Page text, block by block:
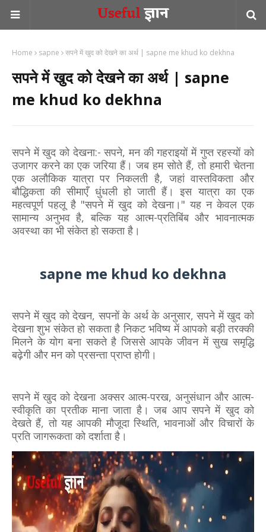
Home sapne सपने में खुद को देखने का अर्थ | sapne me khud ko dekhna
सपने में खुद को देखने का अर्थ | sapne
me khud ko dekhna
सपने में खुद को देखना:- सपने, मन की गहराइयों में गुप्त रहस्यों को
उजागर करने का एक जरिया हैं। जब हम सोते हैं, तो हमारी चेतना
एक अलौकिक यात्रा पर निकलती है, जहां वास्तविकता और
बौद्धिकता की सीमाएँ धुंधली हो जाती हैं। इस यात्रा का एक
महत्वपूर्ण पहलू है "सपने में खुद को देखना।" यह न केवल एक
सामान्य अनुभव है, बल्कि यह आत्म-प्रतिबिंब और भावनात्मक
अवस्था का भी संकेत हो सकता है।
sapne me khud ko dekhna
सपने में खुद को देखन, सपनों के अर्थ के अनुसार, सपने में खुद को
देखना शुभ संकेत हो सकता है निकट भविष्य में आपको बड़ी तरक्‍की
मिलने के योग बना सकते है जिससे आपके जीवन में सुख समृद्धि
बढ़ेगी और मन को प्रसन्ता प्राप्त होगी।
सपने में खुद को देखना अक्सर आत्म-परख, अनुसंधान और आत्म-
स्वीकृति का प्रतीक माना जाता है। जब आप सपने में खुद को
देखते हैं, तो यह आपकी मौजूदा स्थिति, भावनाओं और विचारों के
प्रति जागरूकता को दर्शाता है।